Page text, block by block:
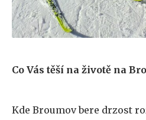
Co Vás těší na životě na
Kde Broumov bere drzost